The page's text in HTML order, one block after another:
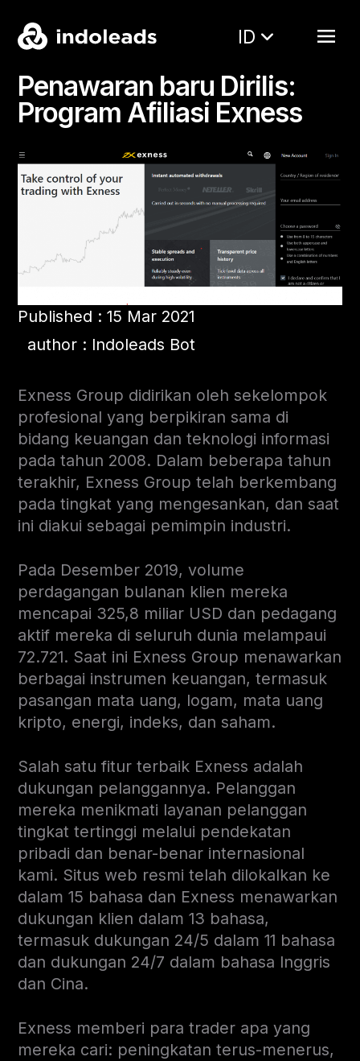
ID
Penawaran baru Dirilis:
Program Afiliasi Exness
Published : 15 Mar 2021
author : Indoleads Bot
Exness Group didirikan oleh sekelompok
profesional yang berpikiran sama di
bidang keuangan dan teknologi informasi
pada tahun 2008. Dalam beberapa tahun
terakhir, Exness Group telah berkembang
pada tingkat yang mengesankan, dan saat
ini diakui sebagai pemimpin industri.
Pada Desember 2019, volume
perdagangan bulanan klien mereka
mencapai 325,8 miliar USD dan pedagang
aktif mereka di seluruh dunia melampaui
72.721. Saat ini Exness Group menawarkan
berbagai instrumen keuangan, termasuk
pasangan mata uang, logam, mata uang
kripto, energi, indeks, dan saham.
Salah satu fitur terbaik Exness adalah
dukungan pelanggannya. Pelanggan
mereka menikmati layanan pelanggan
tingkat tertinggi melalui pendekatan
pribadi dan benar-benar internasional
kami. Situs web resmi telah dilokalkan ke
dalam 15 bahasa dan Exness menawarkan
dukungan klien dalam 13 bahasa,
termasuk dukungan 24/5 dalam 11 bahasa
dan dukungan 24/7 dalam bahasa Inggris
dan Cina.
Exness memberi para trader apa yang
mereka cari: peningkatan terus-menerus,